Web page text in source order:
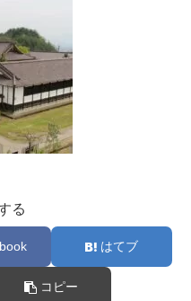
る
はてブ
コピー